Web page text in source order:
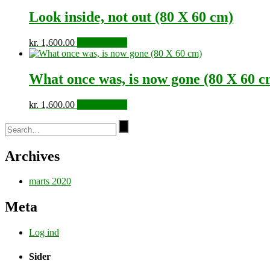
Look inside, not out (80 X 60 cm)
kr. 1,600.00
What once was, is now gone (80 X 60
kr. 1,600.00
Archives
marts 2020
Meta
Log ind
Sider